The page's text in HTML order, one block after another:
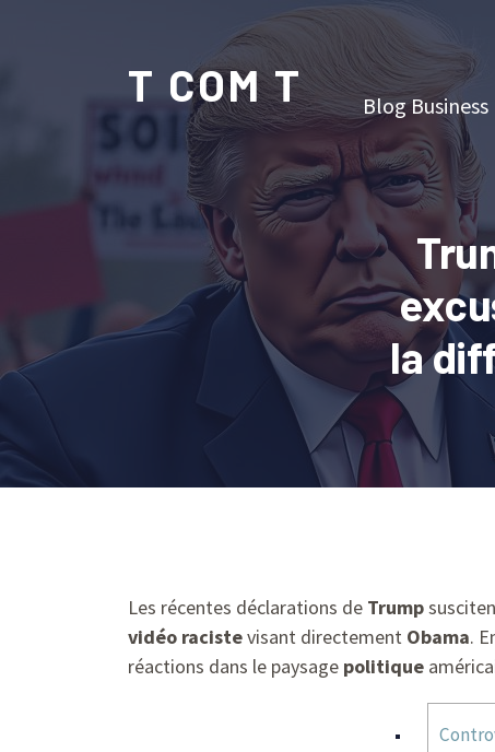
T COM T Blog Business
la
Les récentes déclarations de Trump
vidéo racistevisant directement Obama.
réactions dans le paysage politique